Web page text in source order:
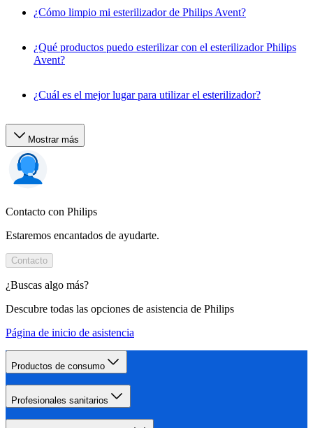
¿Cómo limpio mi esterilizador de Philips Avent?
¿Qué productos puedo esterilizar con el esterilizador Philips
Avent?
¿Cuál es el mejor lugar para utilizar el esterilizador?
Mostrar más
Contacto con Philips
Estaremos encantados de ayudarte.
Contacto
¿Buscas algo más?
Descubre todas las opciones de asistencia de Philips
Página de inicio de asistencia
Productos de consumo
Profesionales sanitarios